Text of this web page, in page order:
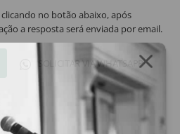
no botão abaixo, após
a resposta será enviada por email.
SOLICITAR VIA WHATSAPP